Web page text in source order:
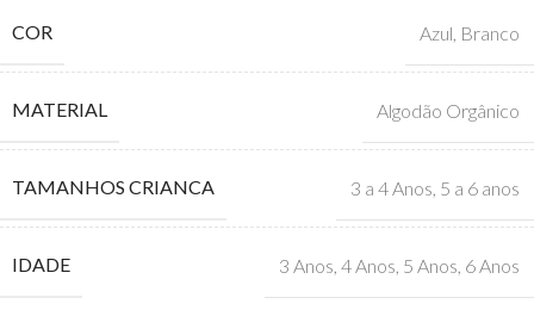
COR Azul Branco
MATERIAL Algodão Orgânico
TAMANHOS CRIANCA 3 a 4 Anos 5 a 6 anos
IDADE 3 Anos 4 Anos 5 Anos 6 Anos